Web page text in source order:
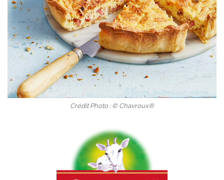
Crédit Photo : © Chavroux®